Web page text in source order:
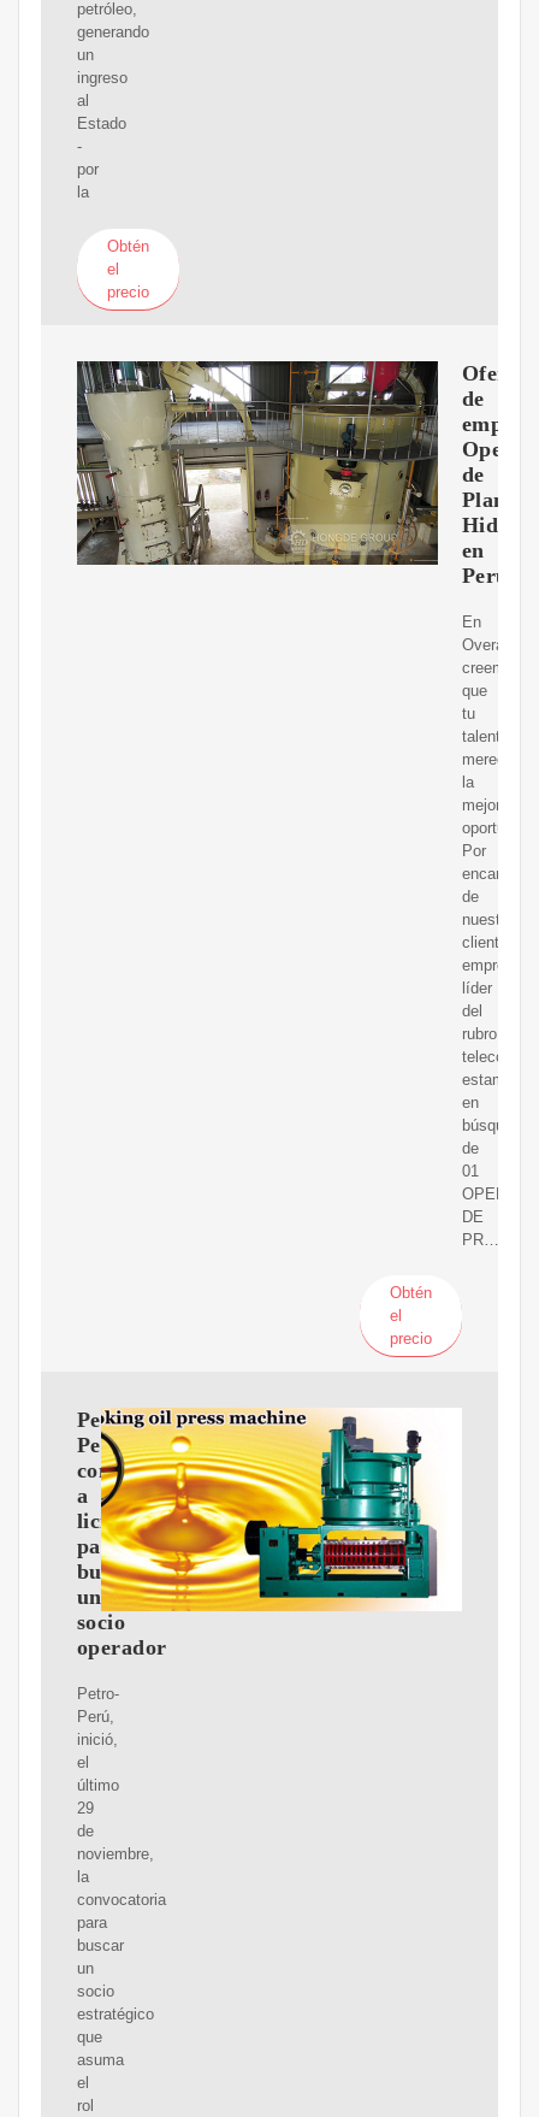
petróleo,
generando
un
ingreso
al
Estado
-
por
la
Obtén
el
precio
Ofertas
de
empleo
de
Planta
en
Perú
En
Overall
creemos
que
tu
talento
merece
la
mejor
Por
encargo
de
nuestro
cliente,
empresa
líder
del
rubro
estamos
en
búsqueda
de
01
DE
PR…
Obtén
el
precio
Petro-
Perú
convoca
a
licitación
para
buscar
un
socio
operador
Petro-
Perú,
inició,
el
último
29
de
noviembre,
la
convocatoria
para
buscar
un
socio
estratégico
que
asuma
el
rol